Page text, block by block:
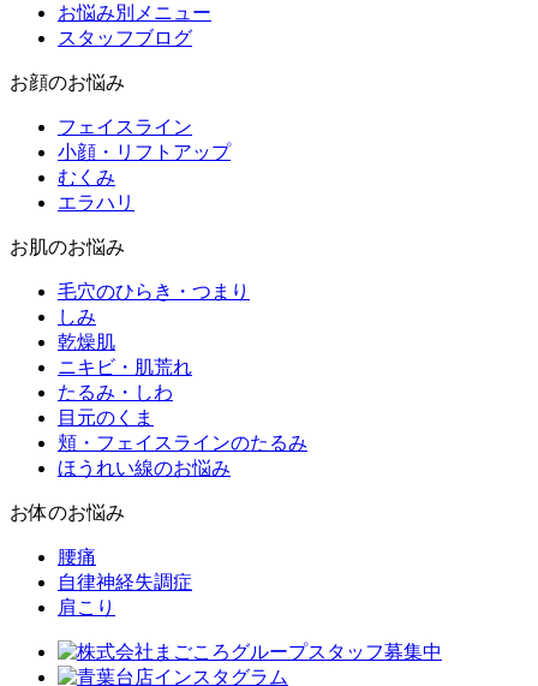
お悩み別メニュー
スタッフブログ
お顔のお悩み
フェイスライン
小顔・リフトアップ
むくみ
エラハリ
お肌のお悩み
毛穴のひらき・つまり
しみ
乾燥肌
ニキビ・肌荒れ
たるみ・しわ
目元のくま
頬・フェイスラインのたるみ
ほうれい線のお悩み
お体のお悩み
腰痛
自律神経失調症
肩こり